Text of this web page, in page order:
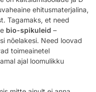
ehitusmaterjalina,
Tagamaks, et need
bio-spikuleid –
nõelakesi. Need loovad
toimeainetel
ajal loomulikku